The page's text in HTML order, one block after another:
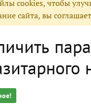
cookies, чтобы
сайта, вы